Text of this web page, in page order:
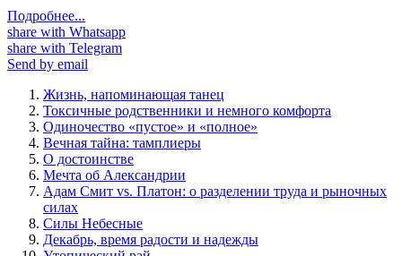
Подробнее...
share with Whatsapp
share with Telegram
Send by email
Жизнь, напоминающая танец
Токсичные родственники и немного комфорта
Одиночество «пустое» и «полное»
Вечная тайна: тамплиеры
О достоинстве
Мечта об Александрии
Адам Смит vs. Платон: о разделении труда и рыночных
силах
Силы Небесные
Декабрь, время радости и надежды